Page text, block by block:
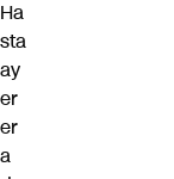
Ha
sta
ay
er
er
a